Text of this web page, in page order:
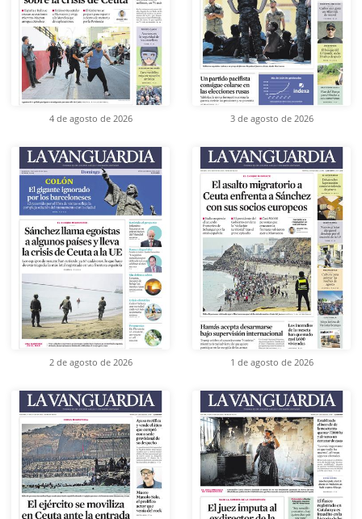
4 de agosto de 2026 3 de agosto de 2026
2 de agosto de 2026 1 de agosto de 2026